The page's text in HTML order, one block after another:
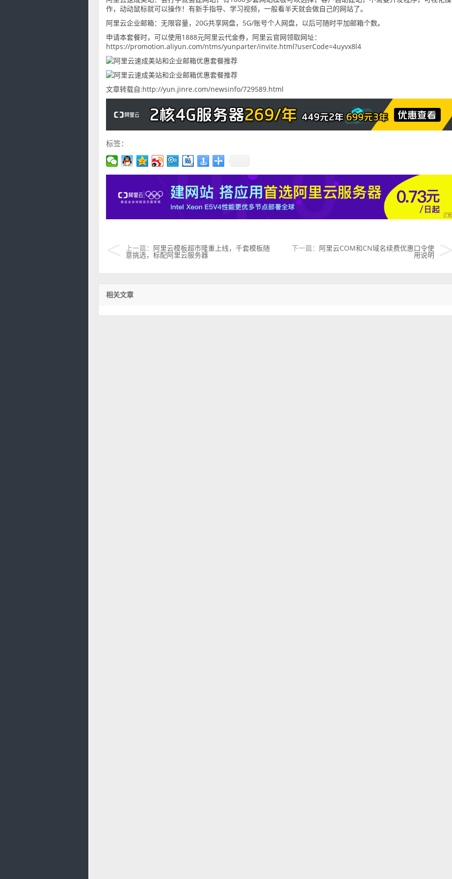
作，动动鼠标就可以操作！有新手指导、学习视频，一般看半天就会做自己的网站了。
阿里云企业邮箱：无限容量，20G共享网盘，5G/账号个人网盘，以后可随时平加邮箱个数。
申请本套餐时，可以使用1888元阿里云代金券，阿里云官网领取网址：
https://promotion.aliyun.com/ntms/yunparter/invite.html?userCode=4uyvx8l4
文章转载自:http://yun.jinre.com/newsinfo/729589.html
标签：
上一篇： 阿里云模板超市隆重上线，千套模板随
意挑选，标配阿里云服务器
下一篇： 阿里云COM和CN域名续费优惠口令使
用说明
相关文章